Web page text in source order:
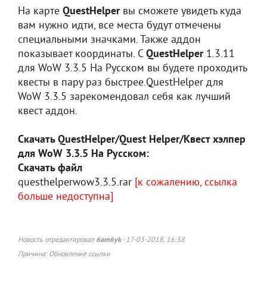
На карте QuestHelperвы сможете увидеть куда
вам нужно идти, все места будут отмечены
специальными значками. Также аддон
показывает координаты. СQuestHelper1.3.11
для WoW 3.3.5 На Русском вы будете проходить
квесты в пару раз быстрее.QuestHelper для
WoW 3.3.5 зарекомендовал себя как лучший
квест аддон.
Скачать QuestHelper/Quest Helper/Квест хэлпер
для WoW 3.3.5 На Русском:
Скачать файл
questhelperwow3.3.5.rar [к сожалению, ссылка
больше недоступна]
Новость отредактировал 6am6yk- 17-03-2018, 16:38
Причина: Обновление ссылки